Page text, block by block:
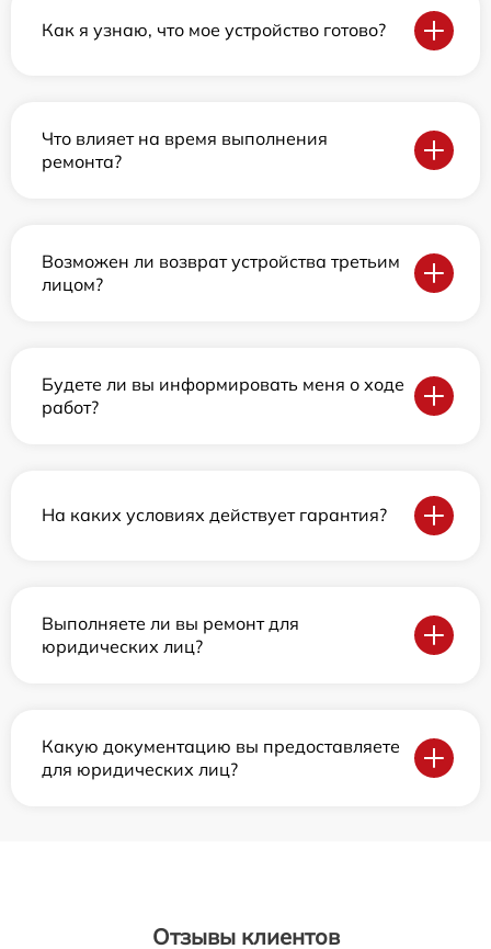
Как я узнаю, что мое устройство готово?
Что влияет на время выполнения
ремонта?
Возможен ли возврат устройства третьим
лицом?
Будете ли вы информировать меня о ходе
работ?
На каких условиях действует гарантия?
Выполняете ли вы ремонт для
юридических лиц?
Какую документацию вы предоставляете
для юридических лиц?
Отзывы клиентов